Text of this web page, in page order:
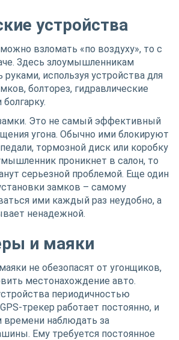
устройства
взломать «по воздуху», то с
Здесь злоумышленникам
руками, используя устройства для
болторез, гидравлические
Это не самый эффективный
угона. Обычно ими блокируют
тормозной диск или коробку
проникнет в салон, то
серьезной проблемой. Еще один
замков – самому
ими каждый раз неудобно, а
ненадежной.
и маяки
не обезопасят от угонщиков,
местонахождение авто.
периодичностью
трекер работает постоянно, и
наблюдать за
Ему требуется постоянное